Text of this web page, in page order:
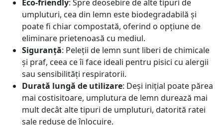
Eco-friendly: Spre deosebire de alte tipuri de
umpluturi, cea din lemn este biodegradabilă și
poate fi chiar compostată, oferind o opțiune de
eliminare prietenoasă cu mediul.
Siguranță: Peleții de lemn sunt liberi de chimicale
și praf, ceea ce îi face ideali pentru pisici cu alergii
sau sensibilități respiratorii.
Durată lungă de utilizare: Deși inițial poate părea
mai costisitoare, umplutura de lemn durează mai
mult decât alte tipuri de umpluturi, datorită ratei
sale reduse de înlocuire.